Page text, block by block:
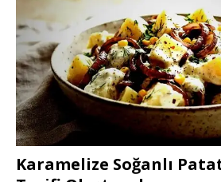
Karamelize Soğanlı